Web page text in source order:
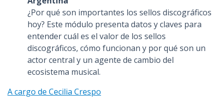
¿Por qué son importantes los sellos discográficos
hoy? Este módulo presenta datos y claves para
entender cuál es el valor de los sellos
discográficos, cómo funcionan y por qué son un
actor central y un agente de cambio del
ecosistema musical.
A cargo de Cecilia Crespo